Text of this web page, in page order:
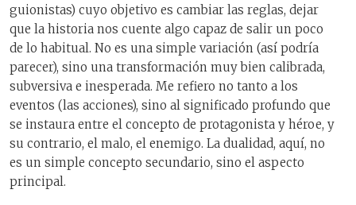
guionistas) cuyo objetivo es cambiar las reglas, dejar
que la historia nos cuente algo capaz de salir un poco
de lo habitual. No es una simple variación (así podría
parecer), sino una transformación muy bien calibrada,
subversiva e inesperada. Me refiero no tanto a los
eventos (las acciones), sino al significado profundo que
se instaura entre el concepto de protagonista y héroe, y
su contrario, el malo, el enemigo. La dualidad, aquí, no
es un simple concepto secundario, sino el aspecto
principal.